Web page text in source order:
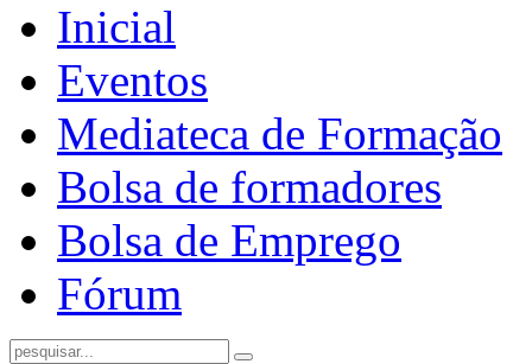
Inicial
Eventos
Mediateca de Formação
Bolsa de formadores
Bolsa de Emprego
Fórum